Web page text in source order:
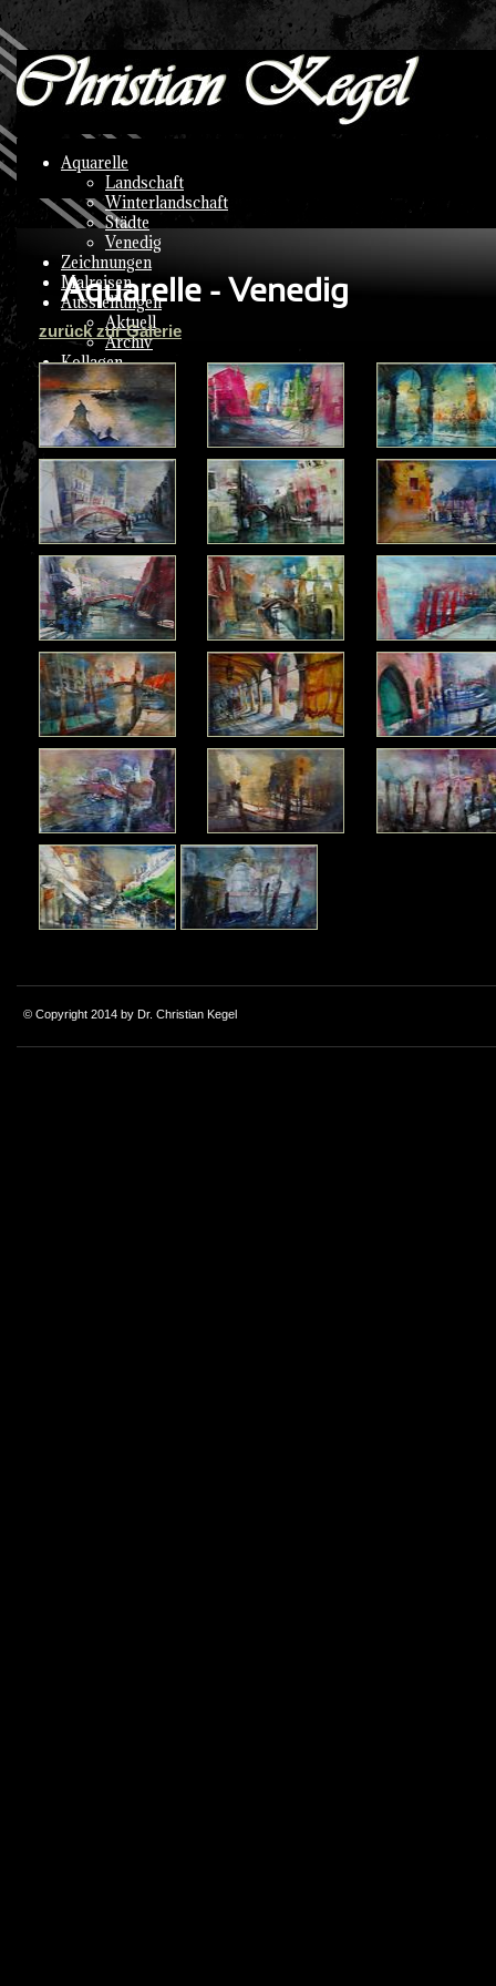
Aquarelle
Landschaft
Winterlandschaft
Städte
Venedig
Zeichnungen
Malreisen
Ausstellungen
Aktuell
Archiv
Kollagen
Aquarelle - Venedig
zurück zur Galerie
© Copyright 2014 by Dr. Christian Kegel